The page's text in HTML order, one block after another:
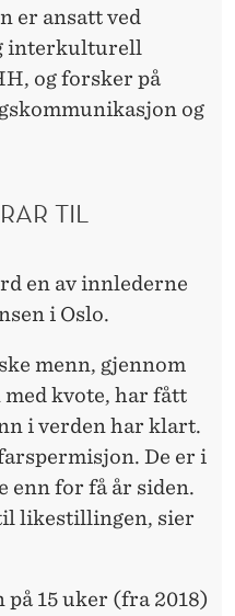
er ansatt ved
interkulturell
og forsker på
og
TIL
en av innlederne
i Oslo.
menn, gjennom
kvote, har fått
i verden har klart.
De er i
enn for få år siden.
likestillingen, sier
15 uker (fra 2018)